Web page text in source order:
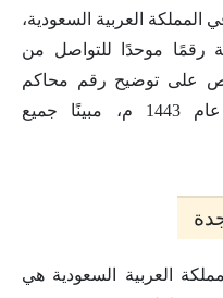
المملكة العربية السعودية،
رقمًا موحدًا للتواصل من
على توضيح رقم محاكم
الأحوال الشخصية الحالة بجدة عام 1443 م، مبينًا جميع
العربية السعودية هي